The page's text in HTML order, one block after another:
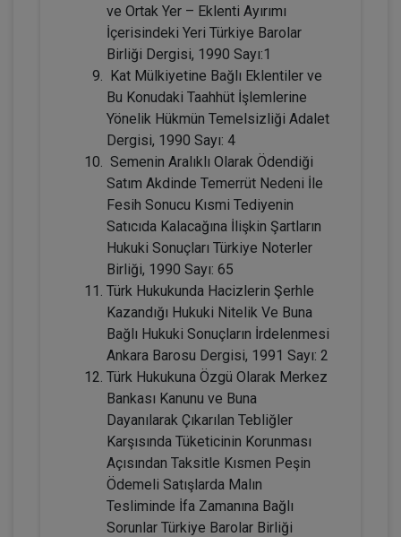
Miras Hukuku - 2 - IV. Medeni Hukuk
Kongresi - X. Oturum
360 TL Sepete Ekle
Tüketici Hukuku Enstitüsü
Fütürist Hukuk - IV. Medeni Hukuk
Kongresi - XI. Oturum
360 TL Sepete Ekle
ve Ortak Yer – Eklenti Ayırımı
İçerisindeki Yeri Türkiye Barolar
Birliği Dergisi, 1990 Sayı:1
Kat Mülkiyetine Bağlı Eklentiler ve
Bu Konudaki Taahhüt İşlemlerine
Yönelik Hükmün Temelsizliği Adalet
Dergisi, 1990 Sayı: 4
Semenin Aralıklı Olarak Ödendiği
Satım Akdinde Temerrüt Nedeni İle
Fesih Sonucu Kısmi Tediyenin
Satıcıda Kalacağına İlişkin Şartların
Hukuki Sonuçları Türkiye Noterler
Birliği, 1990 Sayı: 65
Türk Hukukunda Hacizlerin Şerhle
Kazandığı Hukuki Nitelik Ve Buna
Bağlı Hukuki Sonuçların İrdelenmesi
Ankara Barosu Dergisi, 1991 Sayı: 2
Türk Hukukuna Özgü Olarak Merkez
Bankası Kanunu ve Buna
Dayanılarak Çıkarılan Tebliğler
Karşısında Tüketicinin Korunması
Açısından Taksitle Kısmen Peşin
Ödemeli Satışlarda Malın
Tesliminde İfa Zamanına Bağlı
Sorunlar Türkiye Barolar Birliği